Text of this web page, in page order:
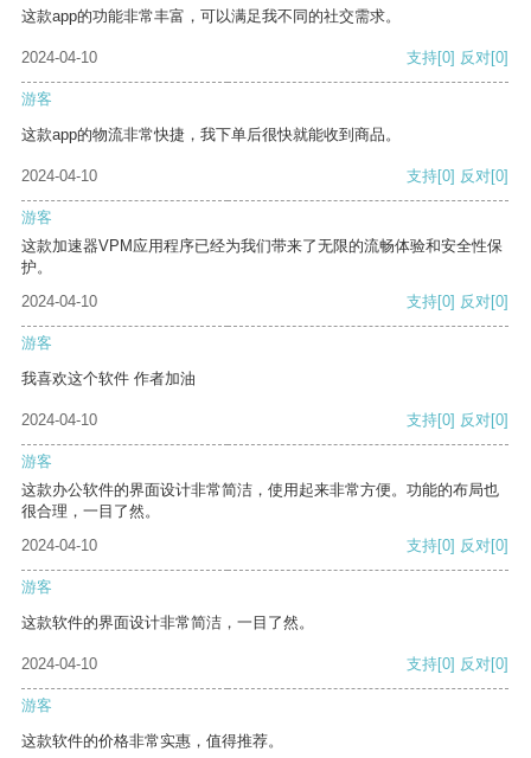
这款app的功能非常丰富，可以满足我不同的社交需求。
2024-04-10 支持[0] 反对[0]
游客
这款app的物流非常快捷，我下单后很快就能收到商品。
2024-04-10 支持[0] 反对[0]
游客
这款加速器VPM应用程序已经为我们带来了无限的流畅体验和安全性保
护。
2024-04-10
支持[0] 反对[0]
游客
我喜欢这个软件 作者加油
2024-04-10 支持[0] 反对[0]
游客
这款办公软件的界面设计非常简洁，使用起来非常方便。功能的布局也
很合理，一目了然。
2024-04-10
支持[0] 反对[0]
游客
这款软件的界面设计非常简洁，一目了然。
2024-04-10 支持[0] 反对[0]
游客
这款软件的价格非常实惠，值得推荐。